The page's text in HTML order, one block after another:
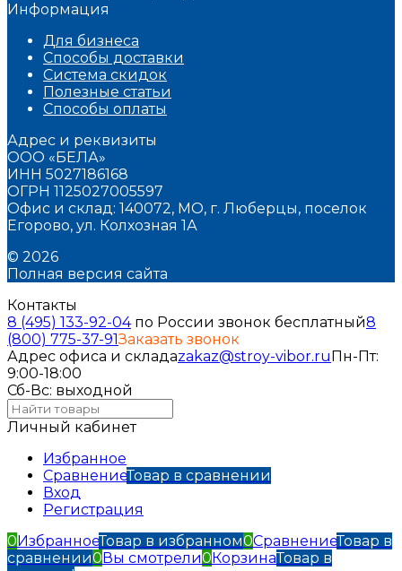
Информация
Для бизнеса
Способы доставки
Система скидок
Полезные статьи
Способы оплаты
Адрес и реквизиты
ООО «БЕЛА»
ИНН 5027186168
ОГРН 1125027005597
Офис и склад: 140072, МО, г. Люберцы, поселок
Егорово, ул. Колхозная 1А
© 2026
Полная версия сайта
Контакты
8 (495) 133-92-04по России звонок бесплатный8
(800) 775-37-91Заказать звонок
Адрес офиса и складаzakaz@stroy-vibor.ruПн-Пт:
9:00-18:00
Сб-Вс: выходной
Личный кабинет
Избранное
СравнениеТовар в сравнении
Вход
Регистрация
0ИзбранноеТовар в избранном0СравнениеТовар в
сравнении0Вы смотрели0КорзинаТовар в